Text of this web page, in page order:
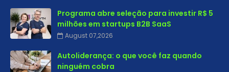
Programa abre seleção para investir R$ 5
milhões em startups B2B SaaS
August 07,2026
Autoliderança: o que você faz quando
ninguém cobra